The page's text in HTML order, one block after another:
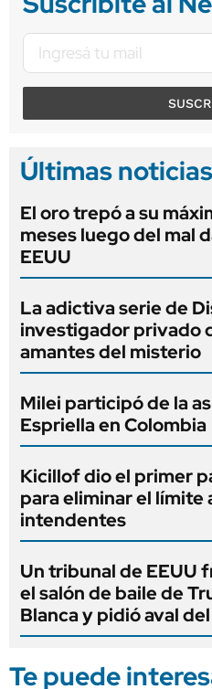
Últimas noticias
El oro trepó a su
meses luego del mal
EEUU
La adictiva serie de
investigador privado
amantes del misterio
Milei participó de la
Espriella en Colombia
Kicillof dio el primer
para eliminar el límite
intendentes
Un tribunal de EEUU
el salón de baile de
Blanca y pidió aval
Te puede